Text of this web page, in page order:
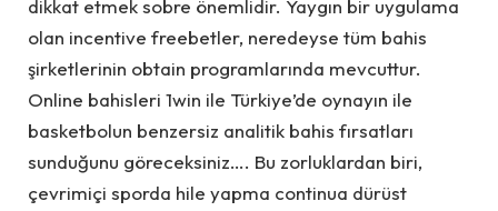
dikkat etmek sobre önemlidir. Yaygın bir uygulama
olan incentive freebetler, neredeyse tüm bahis
şirketlerinin obtain programlarında mevcuttur.
Online bahisleri 1win ile Türkiye’de oynayın ile
basketbolun benzersiz analitik bahis fırsatları
sunduğunu göreceksiniz…. Bu zorluklardan biri,
çevrimiçi sporda hile yapma continua dürüst